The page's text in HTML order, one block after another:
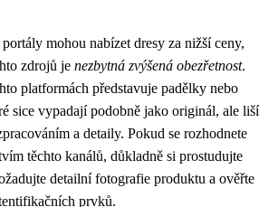
mohou nabízet dresy za nižší ceny,
zdrojů je nezbytná zvýšená obezřetnost.
platformách představuje padělky nebo
sice vypadají podobně jako originál, ale liší
a detaily. Pokud se rozhodnete
těchto kanálů, důkladně si prostudujte
detailní fotografie produktu a ověřte
prvků.